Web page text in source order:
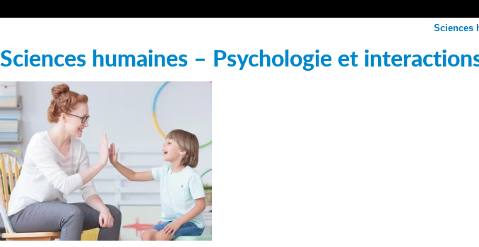
Sciences
Sciences humaines – Psychologie et